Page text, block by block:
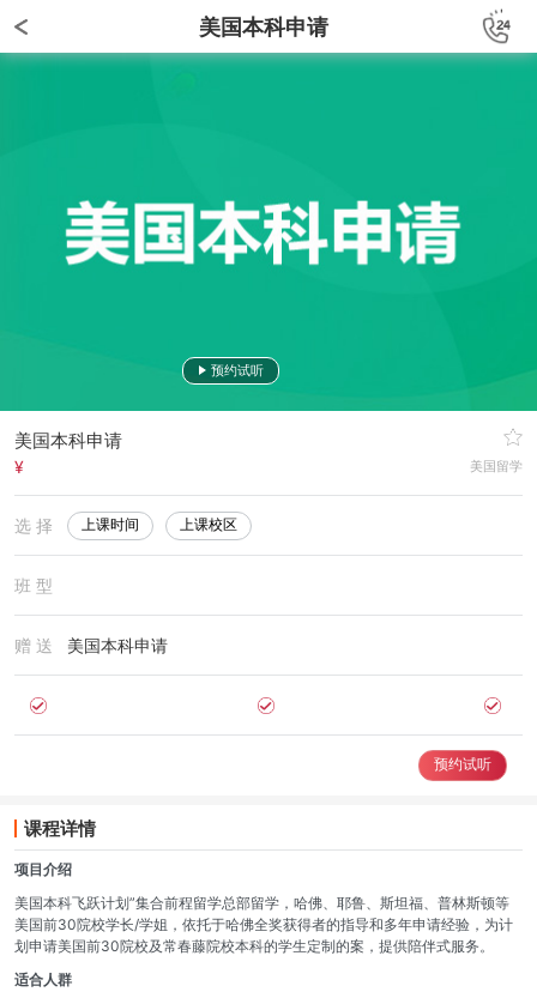
美国本科申请
预约试听
美国本科申请
¥ 美国留学
选 择 上课时间 上课校区
班 型
赠 送 美国本科申请
预约试听
课程详情
项目介绍
美国本科飞跃计划”集合前程留学总部留学，哈佛、耶鲁、斯坦福、普林斯顿等
美国前30院校学长/学姐，依托于哈佛全奖获得者的指导和多年申请经验，为计
划申请美国前30院校及常春藤院校本科的学生定制的案，提供陪伴式服务。
适合人群